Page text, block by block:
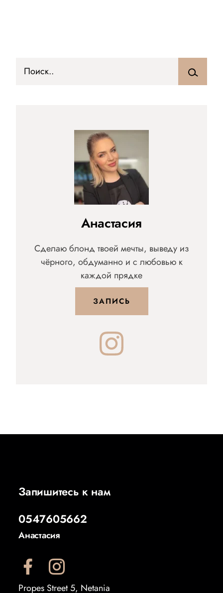
Анастасия
Сделаю блонд твоей мечты, выведу из
чёрного, обдуманно и с любовью к
каждой прядке
ЗАПИСЬ
Запишитесь к нам
0547605662
Анастасия
Propes Street 5, Netania